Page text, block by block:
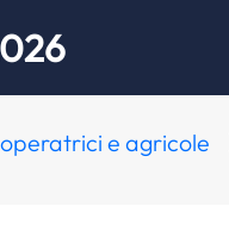
e agricole